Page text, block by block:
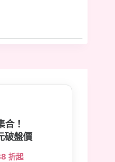
！
破盤價
折起